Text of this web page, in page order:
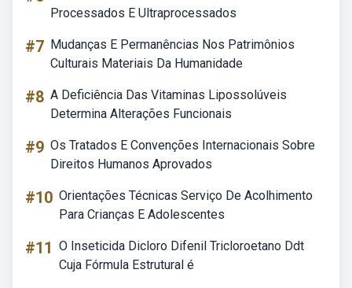
Processados E Ultraprocessados
#7 Mudanças E Permanências Nos Patrimônios
Culturais Materiais Da Humanidade
#8 A Deficiência Das Vitaminas Lipossolúveis
Determina Alterações Funcionais
#9 Os Tratados E Convenções Internacionais Sobre
Direitos Humanos Aprovados
#10 Orientações Técnicas Serviço De Acolhimento
Para Crianças E Adolescentes
#11 O Inseticida Dicloro Difenil Tricloroetano Ddt
Cuja Fórmula Estrutural é